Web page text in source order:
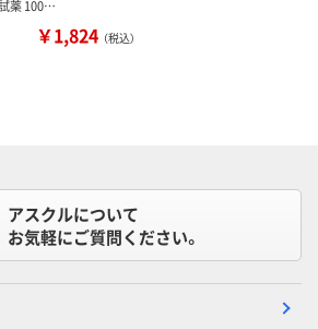
薬 100…
￥1,824 （税込）
アスクルについて
お気軽にご質問ください。